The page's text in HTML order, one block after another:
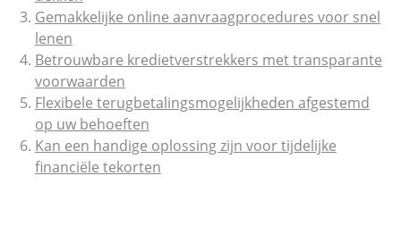
Gemakkelijke online aanvraagprocedures voor snel
lenen
Betrouwbare kredietverstrekkers met transparante
voorwaarden
Flexibele terugbetalingsmogelijkheden afgestemd
op uw behoeften
Kan een handige oplossing zijn voor tijdelijke
financiële tekorten